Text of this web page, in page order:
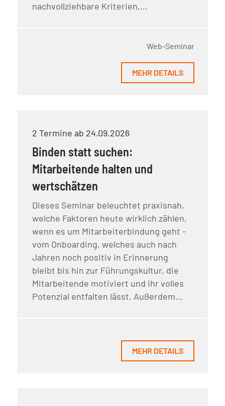
nachvollziehbare Kriterien,…
Web-Seminar
MEHR DETAILS
2 Termine ab 24.09.2026
Binden statt suchen:
Mitarbeitende halten und
wertschätzen
Dieses Seminar beleuchtet praxisnah,
welche Faktoren heute wirklich zählen,
wenn es um Mitarbeiterbindung geht -
vom Onboarding, welches auch nach
Jahren noch positiv in Erinnerung
bleibt bis hin zur Führungskultur, die
Mitarbeitende motiviert und ihr volles
Potenzial entfalten lässt. Außerdem…
MEHR DETAILS